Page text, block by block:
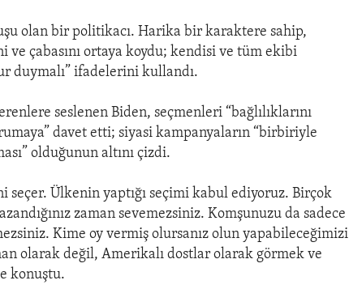
olan bir politikacı. Harika bir karaktere sahip,
çabasını ortaya koydu; kendisi ve tüm ekibi
duymalı” ifadelerini kullandı.
seslenen Biden, seçmenleri “bağlılıklarını
davet etti; siyasi kampanyaların “birbiriyle
olduğunun altını çizdi.
Ülkenin yaptığı seçimi kabul ediyoruz. Birçok
zaman sevemezsiniz. Komşunuzu da sadece
Kime oy vermiş olursanız olun yapabileceğimizi
olarak değil, Amerikalı dostlar olarak görmek ve
konuştu.